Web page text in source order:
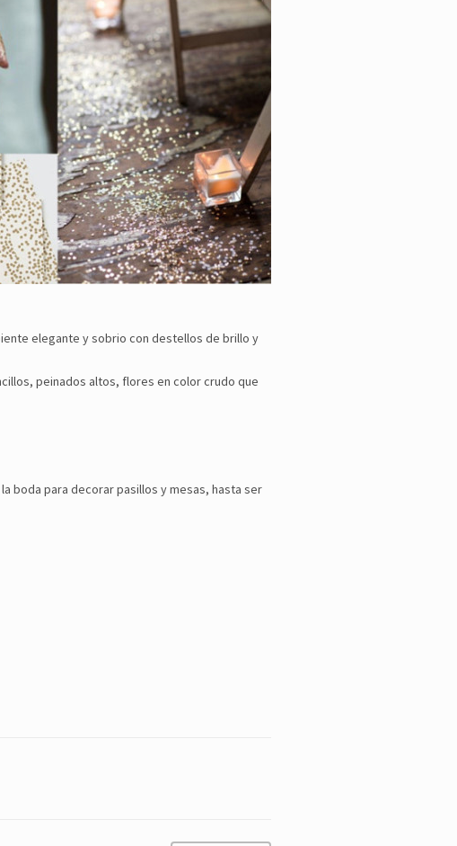
elegante y sobrio con destellos de brillo y
peinados altos, flores en color crudo que
boda para decorar pasillos y mesas, hasta ser